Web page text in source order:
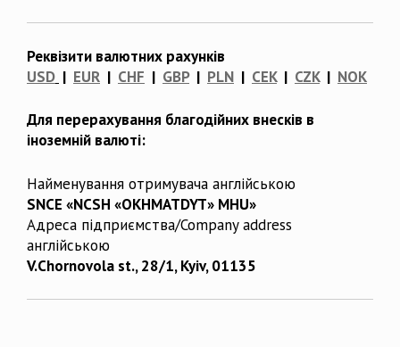
Реквізити валютних рахунків
USD | EUR | CHF | GBP| PLN | CEK| CZK| NOK
Для перерахування благодійних внесків в
іноземній валюті:
Найменування отримувача англійською
SNCE «NCSH «OKHMATDYT» MHU»
Адреса підприємства/Company address
англійською
V.Chornovola st., 28/1, Kyiv, 01135